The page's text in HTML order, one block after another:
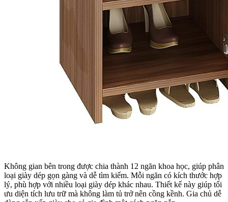
Không gian bên trong được chia thành 12 ngăn khoa học, giúp phân
loại giày dép gọn gàng và dễ tìm kiếm. Mỗi ngăn có kích thước hợp
lý, phù hợp với nhiều loại giày dép khác nhau. Thiết kế này giúp tối
ưu diện tích lưu trữ mà không làm tủ trở nên cồng kềnh. Gia chủ dễ